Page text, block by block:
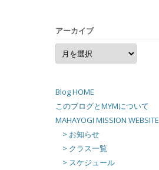
アーカイブ
ア
ー
カ
Blog HOME
このブログとMYMについて
MAHAYOGI MISSION WEBSITE
> お知らせ
> クラス一覧
> スケジュール